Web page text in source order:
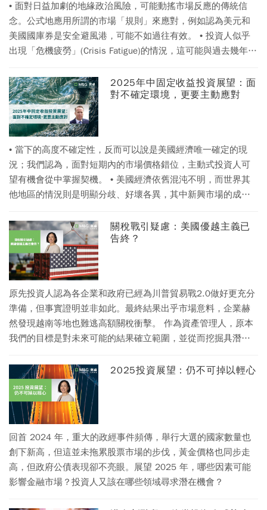
• 面對日益加劇的地緣政治風險，可能動搖市場反應的傳統信
念。公式地應用所謂的市場「規則」來應對，例如認為美元和
美國國庫券是安全避風港，可能不如過往有效。 • 投資人似乎
出現「危機疲勞」(Crisis Fatigue)的情況，這可能與過去幾年接
國的政策起伏等。 • 這種抗跌韌性在某種程度上看似相當合
理，因為地緣政治衝突對風險市場的影響與其對經濟和企業基
本面的影響一致。然而，當市場逐漸過於習慣「狼來了」的警
訊，隨著政治衝擊、政策搖擺及地緣衝突消息不斷積累，投資
人也習於忽略未能立即對市場產生重大影響的威脅，這種脫敏
現象亦形成風險之一。
2025年中固定收益投資展望：面
對不確定環境，更要主動應對
• 當下的高度不確定性，反而可以說是美國經濟唯一確定的現
況；我們認為，面對短期內的市場價格錯位，主動式投資人可
望有機會從中掌握契機。 • 美國經濟依舊混沌不明，而世界其
他地區的情況則是明顯分歧、好壞各異，其中新興市場的成長
來較為緊俏的水位，並不足以彌補全球景氣潛藏的各種風險。
有鑑於此，我們認為，轉向優質信用債、保持耐性，乃是轉攻
為守的重要對策。
關稅戰引疑慮：美國優越主義已
告終？
原先投資人認為各企業和政府已經為川普貿易戰2.0做好更充分
準備，但事實證明並非如此。最終結果出乎市場意料，企業赫
然發現越南等地也難逃高額關稅衝擊。 作為資產管理人，原本
我們的目標是對未來可能的結果確立範圍，並從而挖掘具潛力
少數人，乃至於個人 (也就是川普本人) 的決策。
2025投資展望：仍不可掉以輕心
回首 2024 年，重大的政經事件頻傳，舉行大選的國家數量也
創下新高，但這並未拖累股票市場的步伐，黃金價格也同步走
高，但政府公債表現卻不亮眼。展望 2025 年，哪些因素可能
影響金融市場？投資人又該在哪些領域尋求潛在機會？